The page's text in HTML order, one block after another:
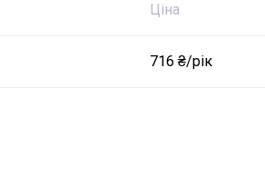
Ціна
716 ₴/рік